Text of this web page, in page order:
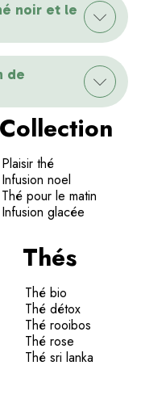
noir et le
de
Collection
Plaisir thé
Infusion noel
Thé pour le matin
Infusion glacée
Thés
Thé bio
Thé détox
Thé rooibos
Thé rose
Thé sri lanka